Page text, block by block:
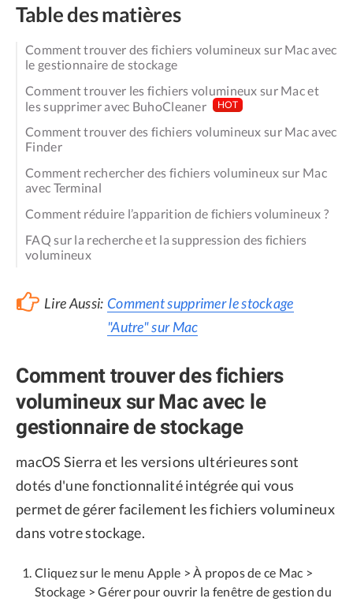
Table des matières
Comment trouver des fichiers volumineux sur Mac avec
le gestionnaire de stockage
Comment trouver les fichiers volumineux sur Mac et
les supprimer avec BuhoCleaner
HOT
Comment trouver des fichiers volumineux sur Mac avec
Finder
Comment rechercher des fichiers volumineux sur Mac
avec Terminal
Comment réduire l’apparition de fichiers volumineux ?
FAQ sur la recherche et la suppression des fichiers
volumineux
Lire Aussi: Comment supprimer le stockage
"Autre" sur Mac
Comment trouver des fichiers
volumineux sur Mac avec le
gestionnaire de stockage
macOS Sierra et les versions ultérieures sont
dotés d'une fonctionnalité intégrée qui vous
permet de gérer facilement les fichiers volumineux
dans votre stockage.
Cliquez sur le menu Apple > À propos de ce Mac >
Stockage > Gérer pour ouvrir la fenêtre de gestion du